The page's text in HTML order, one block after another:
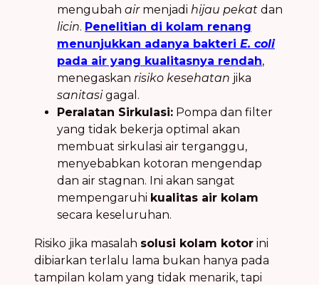
mengubah airmenjadi hijau pekat dan
licin. Penelitian di kolam renang
menunjukkan adanya bakteri E. coli
pada air yang kualitasnya rendah,
menegaskan risiko kesehatan jika
sanitasigagal.
Peralatan Sirkulasi: Pompa dan filter
yang tidak bekerja optimal akan
membuat sirkulasi air terganggu,
menyebabkan kotoran mengendap
dan air stagnan. Ini akan sangat
mempengaruhi kualitas air kolam
secara keseluruhan.
Risiko jika masalah solusi kolam kotor ini
dibiarkan terlalu lama bukan hanya pada
tampilan kolam yang tidak menarik, tapi